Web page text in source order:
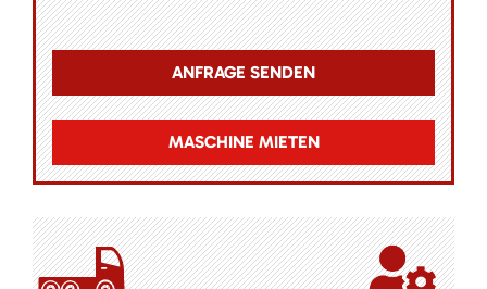
MASCHINE MIETEN